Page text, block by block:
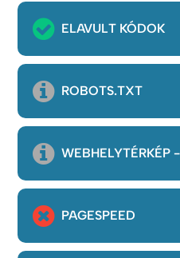
ELAVULT KÓDOK
ROBOTS.TXT
WEBHELYTÉRKÉP
PAGESPEED